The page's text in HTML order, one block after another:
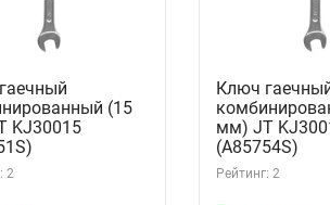
(15
KJ30015
2
Ключ
мм) JT
(A85754S)
Рейтинг: 2